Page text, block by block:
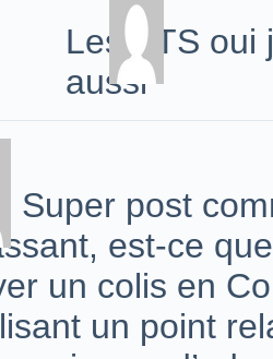
Les BTS oui
aussi
Super post
est-ce
un colis en
un point